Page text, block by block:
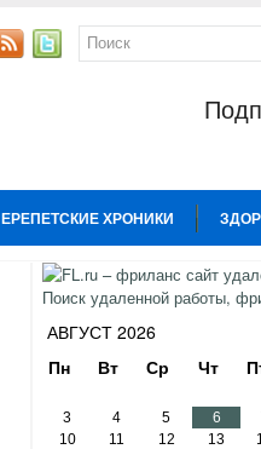
ЕРЕПЕТСКИЕ ХРОНИКИ
ОТНОШЕНИЯ СПОРТ
АВГУСТ 2026
Пн
Вт Ср Чт
3
4 5 6
10
11 12 13